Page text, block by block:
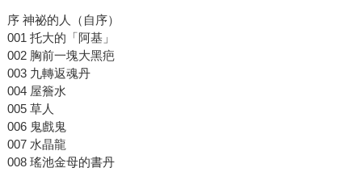
序 神祕的人（自序）
001 托大的「阿基」
002 胸前一塊大黑疤
003 九轉返魂丹
004 屋簷水
005 草人
006 鬼戲鬼
007 水晶龍
008 瑤池金母的書丹